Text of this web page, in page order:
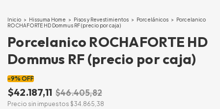
Inicio > Hissuma Home > Pisos y Revestimientos > Porcelánicos > Porcelanico
ROCHAFORTE HD Dommus RF (precio por caja)
Porcelanico ROCHAFORTE HD
Dommus RF (precio por caja)
-9% OFF
$42.187,11 $46.405,82
Precio sin impuestos $34.865,38